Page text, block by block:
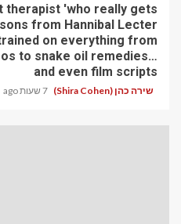
therapist 'who really gets
from Hannibal Lecter
on everything from
to snake oil remedies…
and even film scripts
שירה כהן (Shira Cohen) 7 שעות ago